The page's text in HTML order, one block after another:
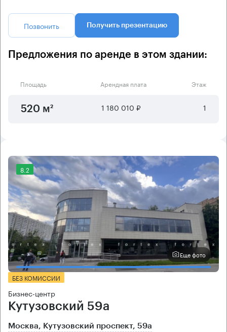
Позвонить Получить презентацию
Предложения по аренде в этом здании:
Площадь Арендная плата Этаж
520 м² 1 180 010 ₽ 1
8.2
Еще фото
БЕЗ КОМИССИИ
Бизнес-центр
Кутузовский 59а
Москва, Кутузовский проспект, 59а